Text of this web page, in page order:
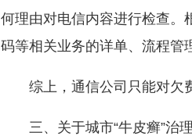
何理由对电信内容进行检查。
码等相关业务的详单、流程管
综上，通信公司只能对欠费
三、关于城市“牛皮癣”治